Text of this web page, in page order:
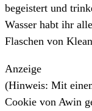
begeistert und
Wasser habt ihr
Flaschen von
Anzeige
(Hinweis: Mit
Cookie von Awin